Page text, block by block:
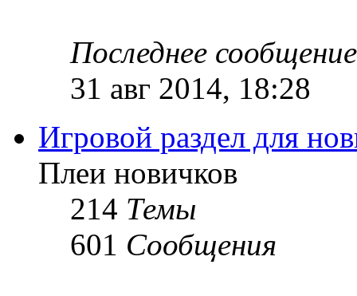
Последнее сообщение
31 авг 2014, 18:28
Игровой раздел для
Плеи новичков
214 Темы
601 Сообщения